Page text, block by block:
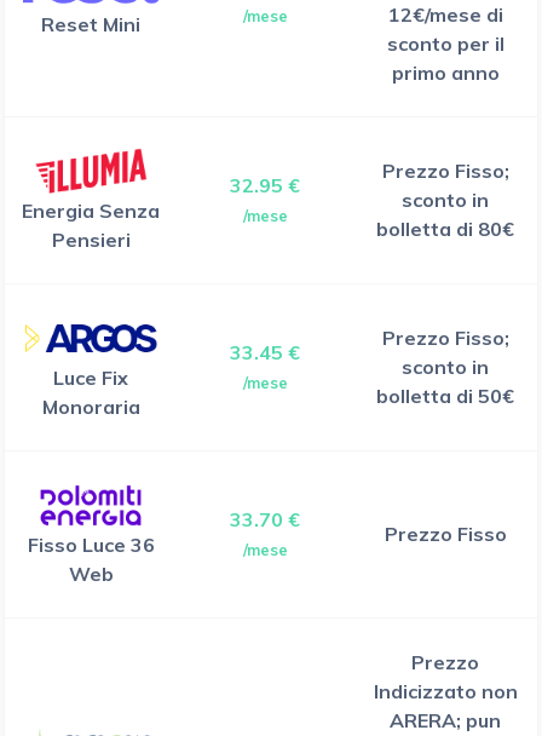
Reset Mini /mese
12€/mese di
sconto per il
primo anno
Energia Senza
Pensieri
32.95 €
/mese
Prezzo Fisso;
sconto in
bolletta di 80€
Luce Fix
Monoraria
33.45 €
/mese
Prezzo Fisso;
sconto in
bolletta di 50€
Fisso Luce 36
Web
33.70 €
/mese
Prezzo Fisso
Prezzo
Indicizzato non
ARERA; pun